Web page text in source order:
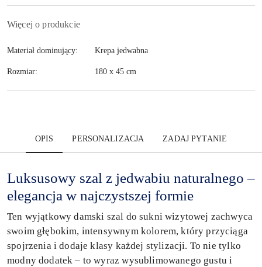
Więcej o produkcie
Materiał dominujący: Krepa jedwabna
Rozmiar: 180 x 45 cm
OPIS PERSONALIZACJA ZADAJ PYTANIE
Luksusowy szal z jedwabiu naturalnego –
elegancja w najczystszej formie
Ten wyjątkowy damski szal do sukni wizytowej zachwyca
swoim głębokim, intensywnym kolorem, który przyciąga
spojrzenia i dodaje klasy każdej stylizacji. To nie tylko
modny dodatek – to wyraz wysublimowanego gustu i